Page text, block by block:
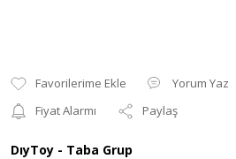
Yorum Yaz
Fiyat Alarmı
Paylaş
DıyToy - Taba Grup